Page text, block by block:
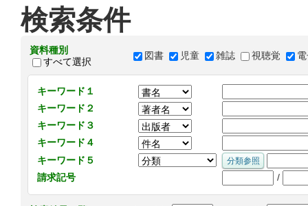
検索条件
資料種別
すべて選択
図書 児童 雑誌 視聴覚
キーワード１
キーワード２
キーワード３
キーワード４
キーワード５
請求記号
/